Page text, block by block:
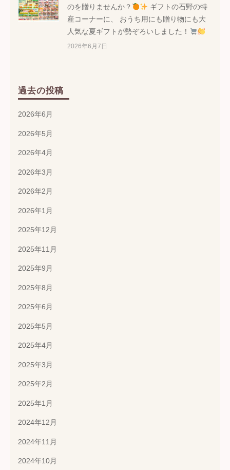
のを贈りませんか？
ギフトの石野の特
産コーナーに、 おうち用にも贈り物にも大
人気な夏ギフトが勢ぞろいしました！
2026年6月7日
過去の投稿
2026年6月
2026年5月
2026年4月
2026年3月
2026年2月
2026年1月
2025年12月
2025年11月
2025年9月
2025年8月
2025年6月
2025年5月
2025年4月
2025年3月
2025年2月
2025年1月
2024年12月
2024年11月
2024年10月